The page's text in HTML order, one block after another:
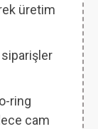
üretim
ring
cam